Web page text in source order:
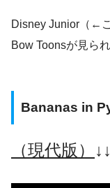
Disney Junior（←
Bow Toonsが見られ
Bananas in
（現代版） ↓↓